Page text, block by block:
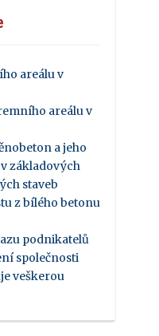
areálu v
areálu v
a jeho
základových
staveb
z bílého betonu
podnikatelů
společnosti
veškerou